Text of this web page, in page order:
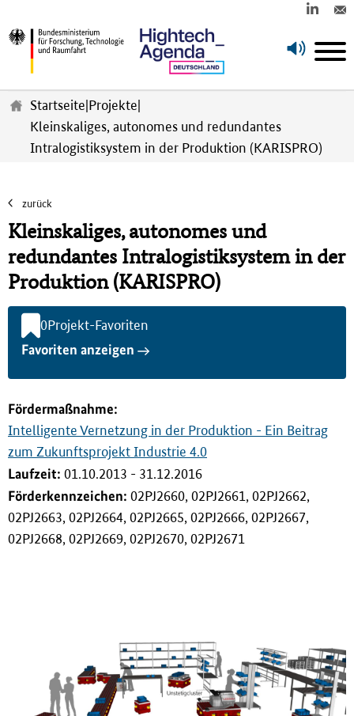
Startseite Projekte
Kleinskaliges, autonomes und redundantes
Intralogistiksystem in der Produktion (KARISPRO)
zurück
Kleinskaliges, autonomes und
redundantes Intralogistiksystem in der
Produktion (KARISPRO)
0Projekt-Favoriten
Favoriten anzeigen
Fördermaßnahme:
Intelligente Vernetzung in der Produktion - Ein Beitrag
zum Zukunftsprojekt Industrie 4.0
Laufzeit: 01.10.2013 - 31.12.2016
Förderkennzeichen: 02PJ2660, 02PJ2661, 02PJ2662,
02PJ2663, 02PJ2664, 02PJ2665, 02PJ2666, 02PJ2667,
02PJ2668, 02PJ2669, 02PJ2670, 02PJ2671